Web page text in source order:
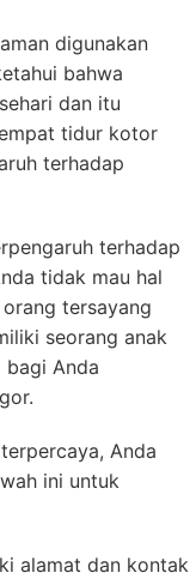
digunakan
bahwa
dan itu
tidur kotor
terhadap
terhadap
tidak mau hal
tersayang
seorang anak
bagi Anda
Anda
ini untuk
alamat dan kontak